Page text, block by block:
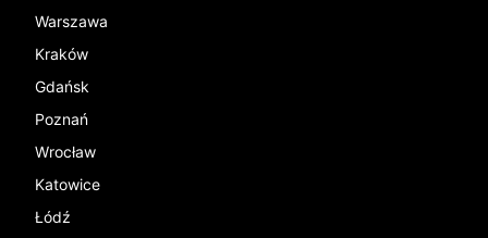
Warszawa
Kraków
Gdańsk
Poznań
Wrocław
Katowice
Łódź